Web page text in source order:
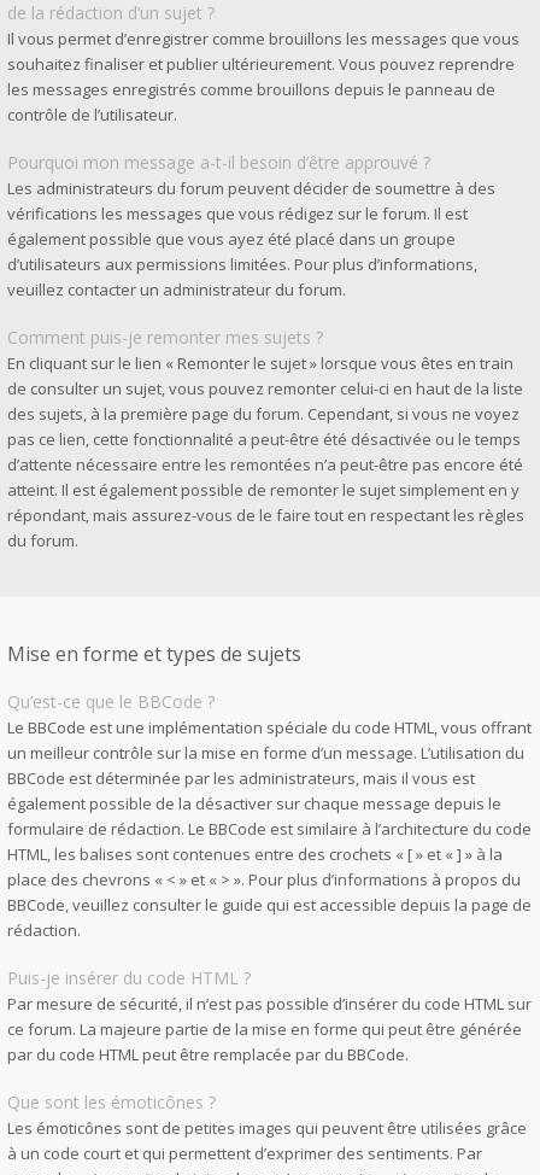
de la rédaction d’un sujet ?
Il vous permet d’enregistrer comme brouillons les messages que vous
souhaitez finaliser et publier ultérieurement. Vous pouvez reprendre
les messages enregistrés comme brouillons depuis le panneau de
contrôle de l’utilisateur.
Pourquoi mon message a-t-il besoin d’être approuvé ?
Les administrateurs du forum peuvent décider de soumettre à des
vérifications les messages que vous rédigez sur le forum. Il est
également possible que vous ayez été placé dans un groupe
d’utilisateurs aux permissions limitées. Pour plus d’informations,
veuillez contacter un administrateur du forum.
Comment puis-je remonter mes sujets ?
En cliquant sur le lien « Remonter le sujet » lorsque vous êtes en train
de consulter un sujet, vous pouvez remonter celui-ci en haut de la liste
des sujets, à la première page du forum. Cependant, si vous ne voyez
pas ce lien, cette fonctionnalité a peut-être été désactivée ou le temps
d’attente nécessaire entre les remontées n’a peut-être pas encore été
atteint. Il est également possible de remonter le sujet simplement en y
répondant, mais assurez-vous de le faire tout en respectant les règles
du forum.
Mise en forme et types de sujets
Qu’est-ce que le BBCode ?
Le BBCode est une implémentation spéciale du code HTML, vous offrant
un meilleur contrôle sur la mise en forme d’un message. L’utilisation du
BBCode est déterminée par les administrateurs, mais il vous est
également possible de la désactiver sur chaque message depuis le
formulaire de rédaction. Le BBCode est similaire à l’architecture du code
HTML, les balises sont contenues entre des crochets « [ » et « ] » à la
place des chevrons « < » et « > ». Pour plus d’informations à propos du
BBCode, veuillez consulter le guide qui est accessible depuis la page de
rédaction.
Puis-je insérer du code HTML ?
Par mesure de sécurité, il n’est pas possible d’insérer du code HTML sur
ce forum. La majeure partie de la mise en forme qui peut être générée
par du code HTML peut être remplacée par du BBCode.
Que sont les émoticônes ?
Les émoticônes sont de petites images qui peuvent être utilisées grâce
à un code court et qui permettent d’exprimer des sentiments. Par